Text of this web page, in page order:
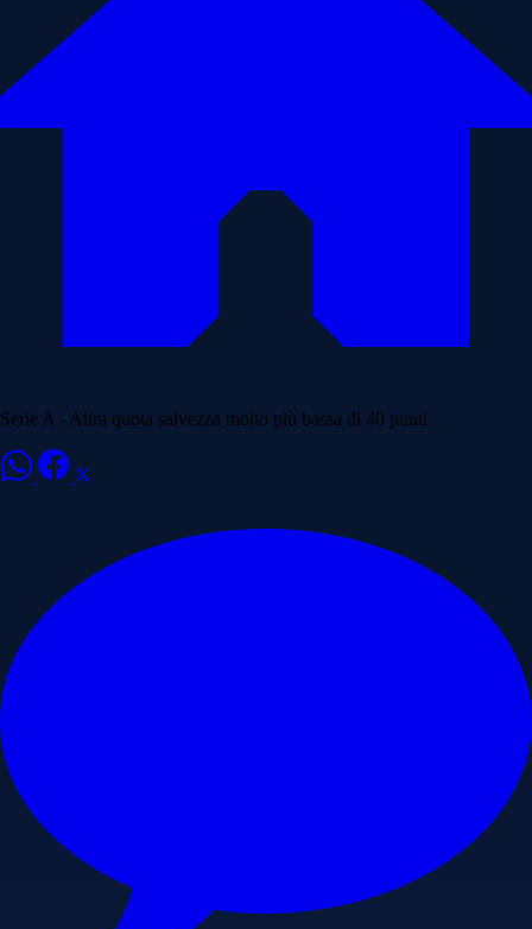
Serie A - Altra quota salvezza molto più bassa di 40 punti